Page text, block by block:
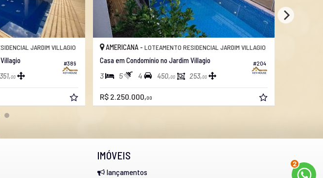
#357
JARDIM VILLAGIO
Villagio
296,00
#135
AMERICANA -JARDIM PAU BRASIL
Casa em Condomínio no Pau Brasil!
3 4 4 451, 00 278,00
R$ 2.780.000,
IMÓVEIS
lançamentos
2